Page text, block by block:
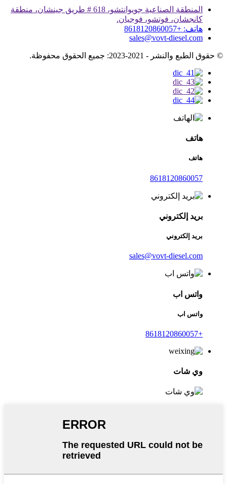
المنطقة الصناعية جويوانتشو، 618 # طريق جينشان، منطقة
كانجشان، فوتشو، فوجيان.
هاتف: +8618120860057
sales@vovt-diesel.com
© حقوق الطبع والنشر - 2021-2023: جميع الحقوق محفوظة.
هاتف
هاتف
8618120860057
بريد إلكتروني
بريد إلكتروني
sales@vovt-diesel.com
واتس اب
واتس اب
+8618120860057
وي شات